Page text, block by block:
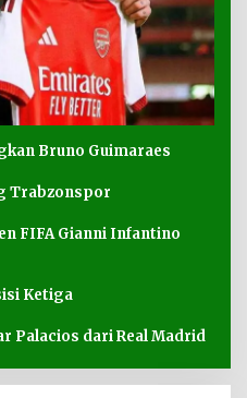
Bruno Guimaraes
Trabzonspor
FIFA Gianni Infantino
Ketiga
Palacios dari Real Madrid